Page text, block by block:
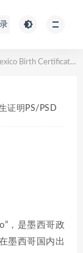
Birth Certificate Template墨西哥出生证明PS/PSD模板
证明PS/PSD
，是墨西哥政
墨西哥国内出